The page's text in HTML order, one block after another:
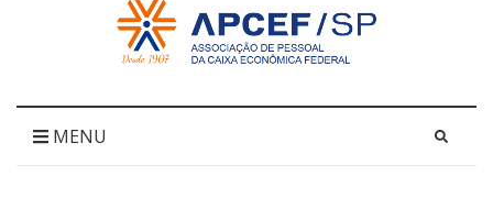
página
inicial
MENU